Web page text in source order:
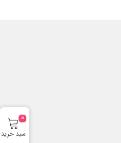
سبد خرید
0